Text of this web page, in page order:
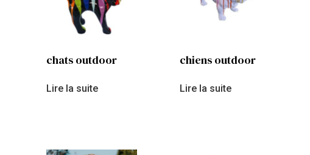
chats outdoor
Lire la suite
chiens outdoor
Lire la suite